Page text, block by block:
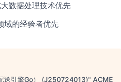
数据处理技术优先
域的经验者优先
送引擎Go） (J250724013)" ACME